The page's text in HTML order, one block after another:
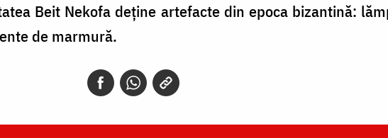
Beit Nekofa deține artefacte din epoca bizantină:
de marmură.